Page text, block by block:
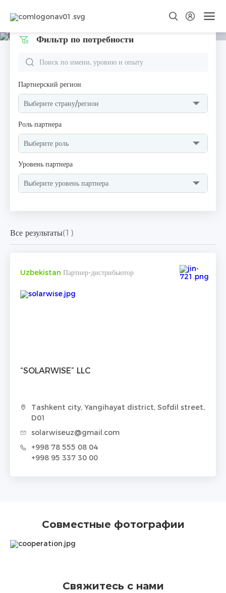
Глобальные партнёры Dyness
Создавайте зеленое будущее вместе с нами, реализуйте скачок
Фильтр по потребности
Партнерский регион
Роль партнера
Уровень партнера
Все результаты(1)
Uzbekistan Партнер-дистрибьютор
“SOLARWISE” LLC
Tashkent city, Yangihayat district, Sofdil street,
D01
solarwiseuz@gmail.com
+998 78 555 08 04
+998 95 337 30 00
Совместные фотографии
Свяжитесь с нами